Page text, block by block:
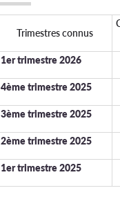
Trimestres connus
1er trimestre 2026
4ème trimestre 2025
3ème trimestre 2025
2ème trimestre 2025
1er trimestre 2025